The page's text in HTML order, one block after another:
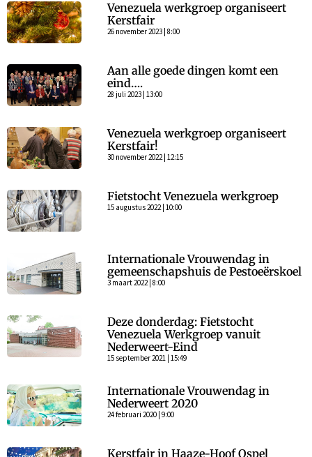
Venezuela werkgroep organiseert
Kerstfair
26 november 2023 | 8:00
Aan alle goede dingen komt een
eind….
28 juli 2023 | 13:00
Venezuela werkgroep organiseert
Kerstfair!
30 november 2022 | 12:15
Fietstocht Venezuela werkgroep
15 augustus 2022 | 10:00
Internationale Vrouwendag in
gemeenschapshuis de Pestoeërskoel
3 maart 2022 | 8:00
Deze donderdag: Fietstocht
Venezuela Werkgroep vanuit
Nederweert-Eind
15 september 2021 | 15:49
Internationale Vrouwendag in
Nederweert 2020
24 februari 2020 | 9:00
Kerstfair in Haaze-Hoof Ospel